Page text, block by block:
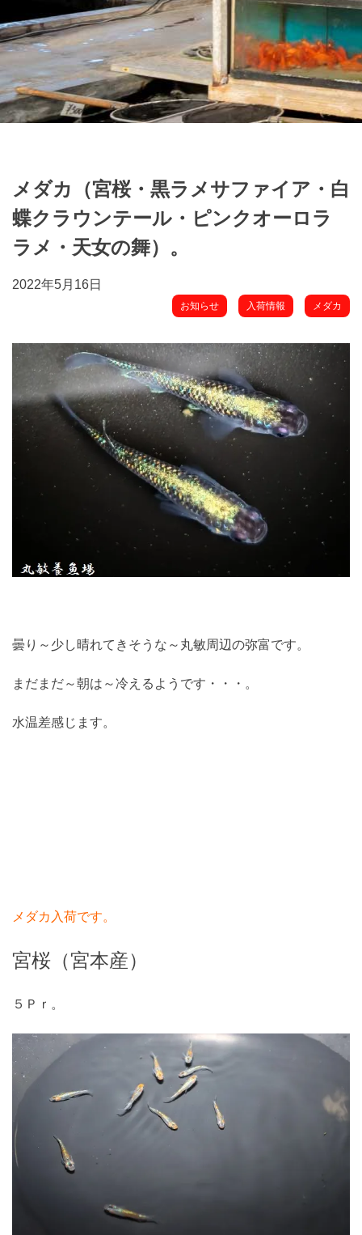
メダカ（宮桜・黒ラメサファイア・白
蝶クラウンテール・ピンクオーロラ
ラメ・天女の舞）。
2022年5月16日
お知らせ 入荷情報 メダカ
曇り～少し晴れてきそうな～丸敏周辺の弥富です。
まだまだ～朝は～冷えるようです・・・。
水温差感じます。
メダカ入荷です。
宮桜（宮本産）
５Ｐｒ。